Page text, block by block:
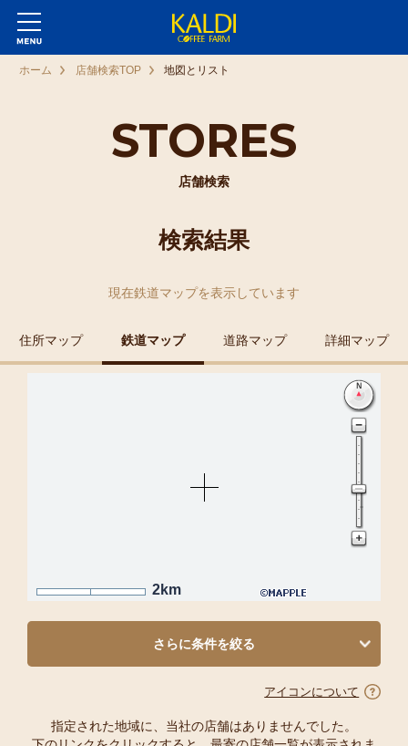
STORES
店舗検索
ホーム 店舗検索TOP 地図とリスト
検索結果
現在鉄道マップを表示しています
住所マップ 鉄道マップ 道路マップ 詳細マップ
2km
さらに条件を絞る
アイコンについて
指定された地域に、当社の店舗はありませんでした。